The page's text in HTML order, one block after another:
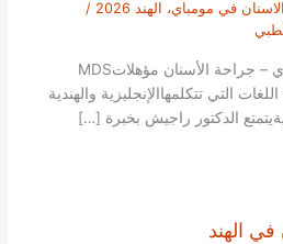
في مومباي، الهند 2026
/
دكتور راجيش تعييناستشاري – جراحة الأسنان مؤهلاتMDS
التي تتكلمهاالإنجليزية والهندية
الدكتور راجيش بخبرة […]
في الهند